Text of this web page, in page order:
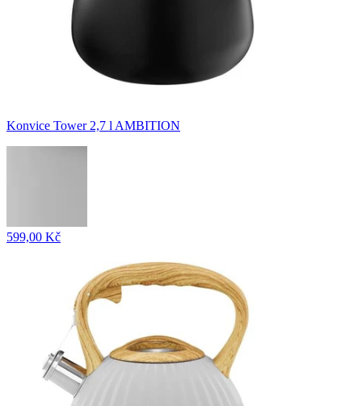
Konvice Tower 2,7 l AMBITION
599,00 Kč